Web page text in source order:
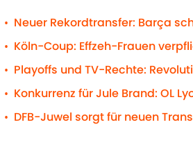
• Neuer Rekordtransfer: Barça
• Köln-Coup: Effzeh-Frauen
• Playoffs und TV-Rechte:
• Konkurrenz für Jule Brand: OL
• DFB-Juwel sorgt für neuen